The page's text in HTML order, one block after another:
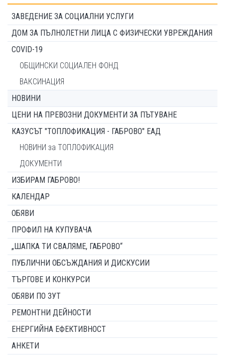
ЗАВЕДЕНИЕ ЗА СОЦИАЛНИ УСЛУГИ
ДОМ ЗА ПЪЛНОЛЕТНИ ЛИЦА С ФИЗИЧЕСКИ УВРЕЖДАНИЯ
COVID-19
ОБЩИНСКИ СОЦИАЛЕН ФОНД
ВАКСИНАЦИЯ
НОВИНИ
ЦЕНИ НА ПРЕВОЗНИ ДОКУМЕНТИ ЗА ПЪТУВАНЕ
КАЗУСЪТ "ТОПЛОФИКАЦИЯ - ГАБРОВО" ЕАД
НОВИНИ за ТОПЛОФИКАЦИЯ
ДОКУМЕНТИ
ИЗБИРАМ ГАБРОВО!
КАЛЕНДАР
ОБЯВИ
ПРОФИЛ НА КУПУВАЧА
„ШАПКА ТИ СВАЛЯМЕ, ГАБРОВО“
ПУБЛИЧНИ ОБСЪЖДАНИЯ И ДИСКУСИИ
ТЪРГОВЕ И КОНКУРСИ
ОБЯВИ ПО ЗУТ
РЕМОНТНИ ДЕЙНОСТИ
ЕНЕРГИЙНА ЕФЕКТИВНОСТ
АНКЕТИ